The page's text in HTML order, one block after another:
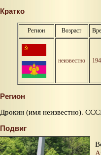
Кратко
Регион Возраст
неизвестно
Регион
Дрокин (имя неизвестно).
Подвиг